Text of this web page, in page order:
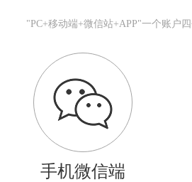
"PC+移动端+微信站+APP"一个账户
手机微信端